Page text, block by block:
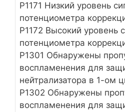
Р1171 Низкий уровень
потенциометра
Р1172 Высокий уровень
потенциометра
Р1301 Обнаружены
воспламенения для
нейтрализатора в 1-ом
Р1302 Обнаружены
воспламенения для